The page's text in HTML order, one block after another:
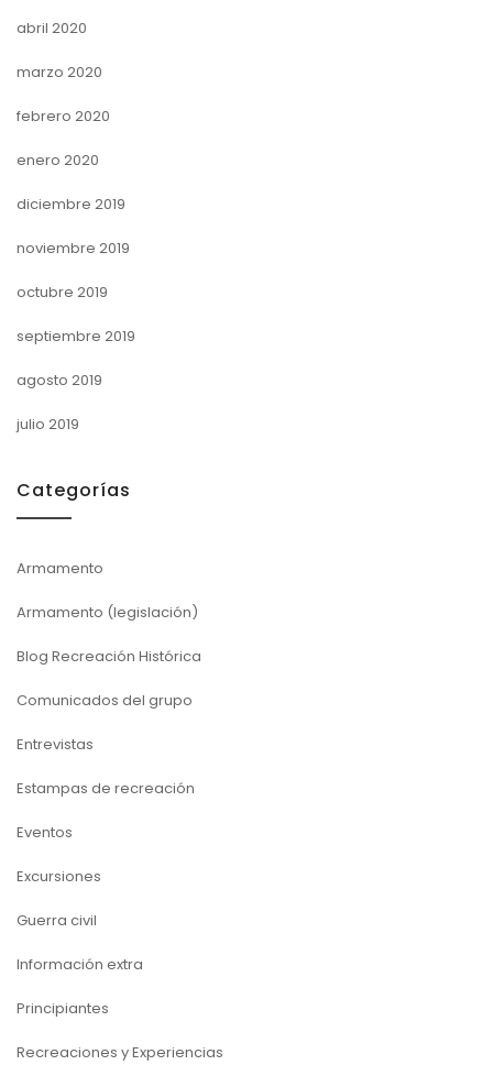
abril 2020
marzo 2020
febrero 2020
enero 2020
diciembre 2019
noviembre 2019
octubre 2019
septiembre 2019
agosto 2019
julio 2019
Categorías
Armamento
Armamento (legislación)
Blog Recreación Histórica
Comunicados del grupo
Entrevistas
Estampas de recreación
Eventos
Excursiones
Guerra civil
Información extra
Principiantes
Recreaciones y Experiencias